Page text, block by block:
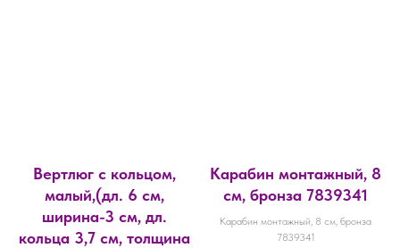
Вертлюг с кольцом,
малый,(дл. 6 см,
ширина-3 см, дл.
кольца 3,7 см, толщина
Карабин монтажный, 8
см, бронза 7839341
Карабин монтажный, 8 см, бронза
7839341